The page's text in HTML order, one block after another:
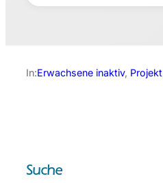
In:Erwachsene inaktiv, Projekt
Suche